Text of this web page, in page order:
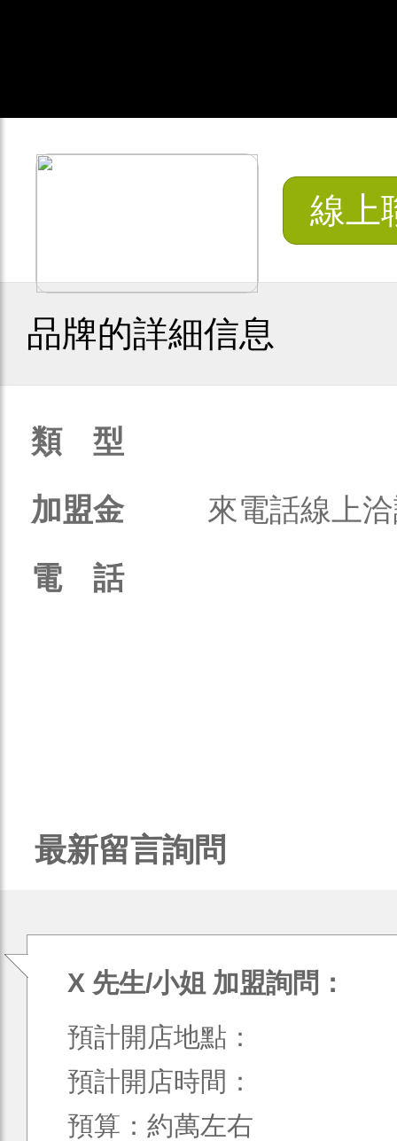
線上
品牌的詳細信息
類 型
加盟金
來電話線上
電 話
最新留言詢問
X 先生/小姐 加盟詢問：
預計開店地點：
預計開店時間：
預算：約萬左右